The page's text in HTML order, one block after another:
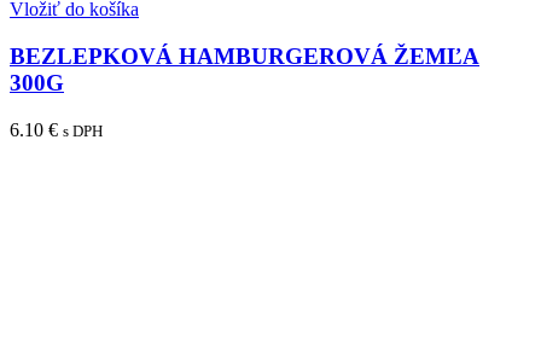
Vložiť do košíka
BEZLEPKOVÁ HAMBURGEROVÁ ŽEMĽA
300G
6.10 € s DPH